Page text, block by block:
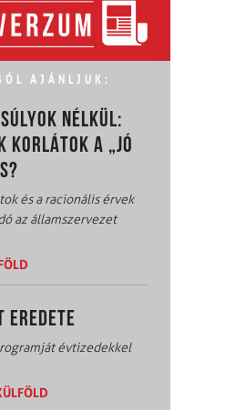
AJÁNLJUK:
NÉLKÜL:
KORLÁTOK A „JÓ
és a racionális érvek
az államszervezet
EREDETE
évtizedekkel